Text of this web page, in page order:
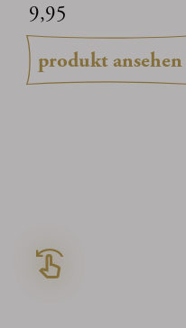
9,95
produkt ansehen